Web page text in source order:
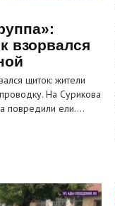
взорвался
щиток: жители
На Сурикова
повредили ели.…